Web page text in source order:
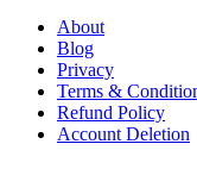
About
Blog
Privacy
Terms &
Refund Policy
Account Deletion